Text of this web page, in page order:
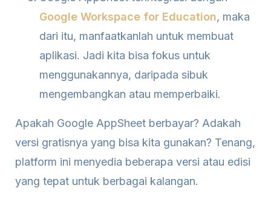
Google Workspace for Education, maka
dari itu, manfaatkanlah untuk membuat
aplikasi. Jadi kita bisa fokus untuk
menggunakannya, daripada sibuk
mengembangkan atau memperbaiki.
Apakah Google AppSheet berbayar? Adakah
versi gratisnya yang bisa kita gunakan? Tenang,
platform ini menyedia beberapa versi atau edisi
yang tepat untuk berbagai kalangan.